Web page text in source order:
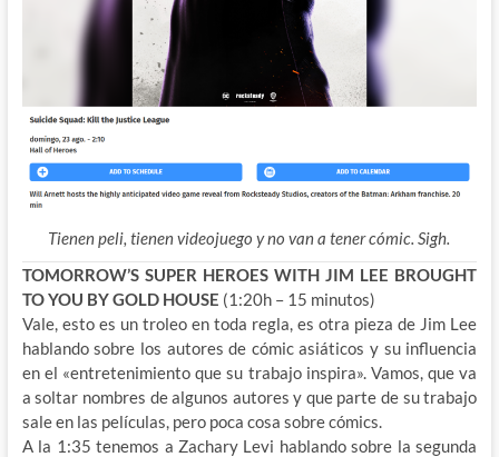
Tienen peli, tienen videojuego y no van a tener cómic. Sigh.
TOMORROW’S SUPER HEROES WITH JIM LEE BROUGHT
TO YOU BY GOLD HOUSE (1:20h – 15 minutos)
Vale, esto es un troleo en toda regla, es otra pieza de Jim Lee
hablando sobre los autores de cómic asiáticos y su influencia
en el «entretenimiento que su trabajo inspira». Vamos, que va
a soltar nombres de algunos autores y que parte de su trabajo
sale en las películas, pero poca cosa sobre cómics.
A la 1:35 tenemos a Zachary Levi hablando sobre la segunda